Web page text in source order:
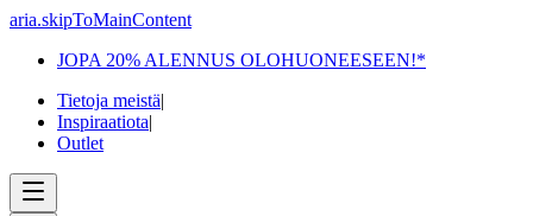
aria.skipToMainContent
JOPA 20% ALENNUS OLOHUONEESEEN!*
Tietoja meistä|
Inspiraatiota|
Outlet